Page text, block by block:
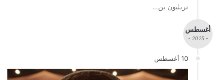
تريليون ين…
أغسطس
- 2025 -
10 أغسطس